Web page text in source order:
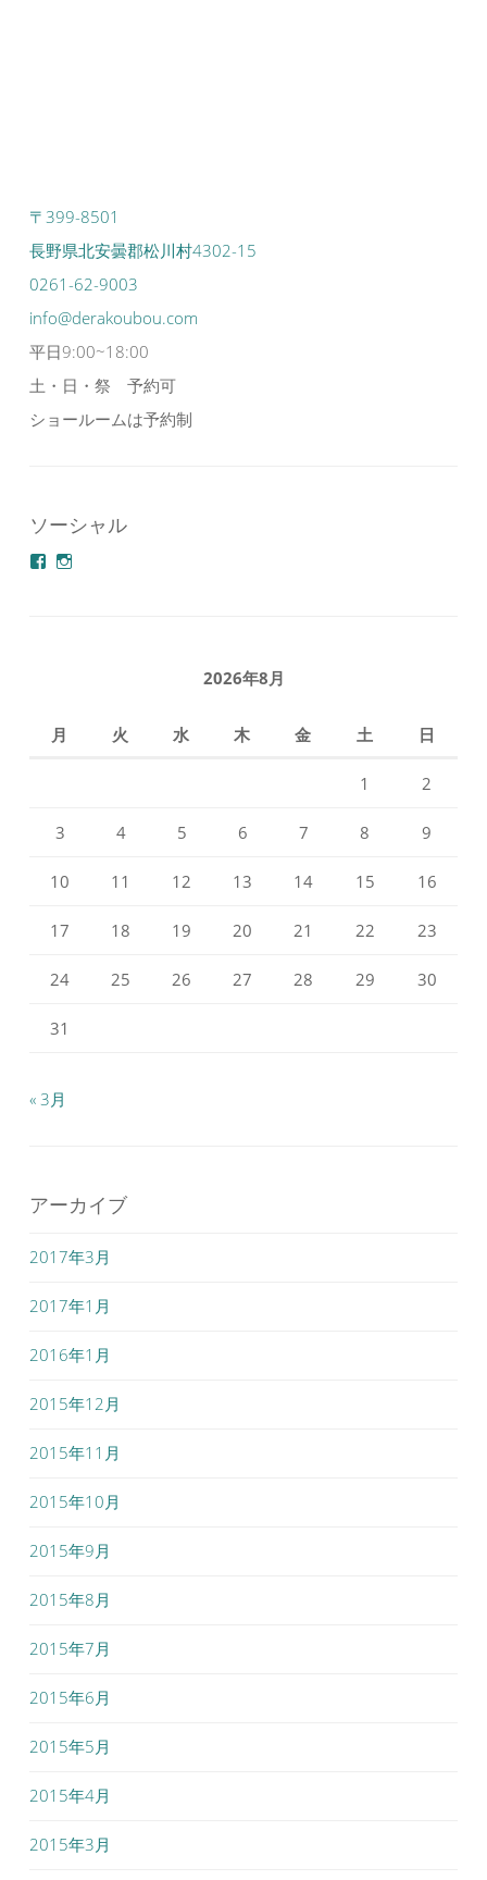
〒399-8501
長野県北安曇郡松川村4302-15
0261-62-9003
info@derakoubou.com
平日9:00~18:00
土・日・祭 予約可
ショールームは予約制
ソーシャル
azuminonoie
を
derakoubou
2026年8月
月 火 水 木 金 土 日
1 2
3 4 5 6 7 8 9
10 11 12 13 14 15 16
17 18 19 20 21 22 23
24 25 26 27 28 29 30
31
« 3月
アーカイブ
2017年3月
2017年1月
2016年1月
2015年12月
2015年11月
2015年10月
2015年9月
2015年8月
2015年7月
2015年6月
2015年5月
2015年4月
2015年3月